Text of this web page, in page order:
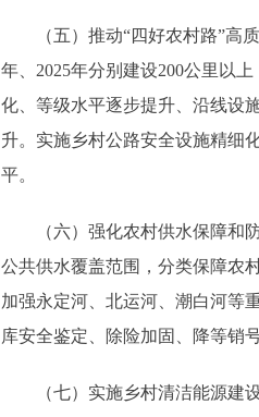
（五）推动“四好农村路”高质
年、2025年分别建设200公里以
化、等级水平逐步提升、沿线设
升。实施乡村公路安全设施精细
平。
（六）强化农村供水保障和防
公共供水覆盖范围，分类保障农
加强永定河、北运河、潮白河等
库安全鉴定、除险加固、降等销
（七）实施乡村清洁能源建设